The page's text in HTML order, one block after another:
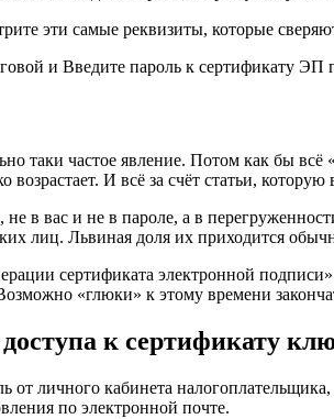
эти самые реквизиты, которые
таки частое явление. Потом как бы
И всё за счёт статьи, которую
не в вас и не в пароле, а в
лиц. Львиная доля их приходится
сертификата электронной подписи»
«глюки» к этому времени
к сертификату
от личного кабинета
по электронной почте.